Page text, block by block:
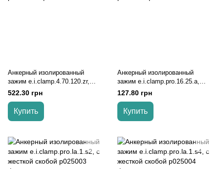
Анкерный изолированный
зажим e.i.clamp.4.70.120.zr,
усиленный, 70-120 кв.мм
522.30 грн
Купить
Анкерный изолированный
зажим e.i.clamp.pro.16.25.a,
усиленный, 16-25 кв.мм
127.80 грн
Купить